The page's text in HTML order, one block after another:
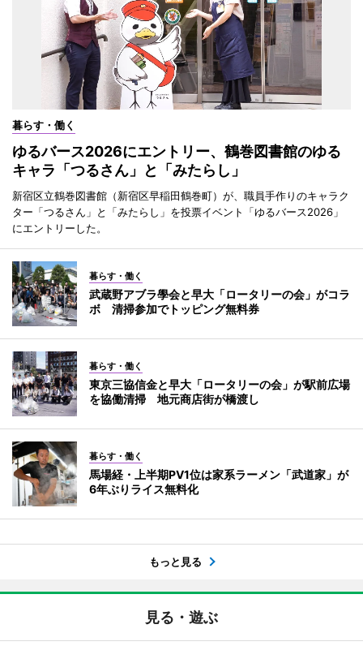
暮らす・働く
ゆるバース2026にエントリー、鶴巻図書館のゆる
キャラ「つるさん」と「みたらし」
新宿区立鶴巻図書館（新宿区早稲田鶴巻町）が、職員手作りのキャラク
ター「つるさん」と「みたらし」を投票イベント「ゆるバース2026」
にエントリーした。
暮らす・働く
武蔵野アブラ學会と早大「ロータリーの会」がコラ
ボ 清掃参加でトッピング無料券
暮らす・働く
東京三協信金と早大「ロータリーの会」が駅前広場
を協働清掃 地元商店街が橋渡し
暮らす・働く
馬場経・上半期PV1位は家系ラーメン「武道家」が
6年ぶりライス無料化
もっと見る
見る・遊ぶ